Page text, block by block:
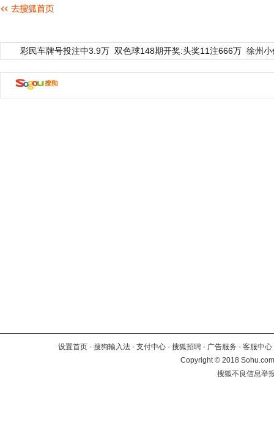
彩民车牌号投注中3.9万 双色球148期开奖:头奖11注666万 徐州
设置首页 - 搜狗输入法 - 支付中心 - 搜狐招聘 - 广告服务 - 客服中心
Copyright©2018
搜狐不良信息举